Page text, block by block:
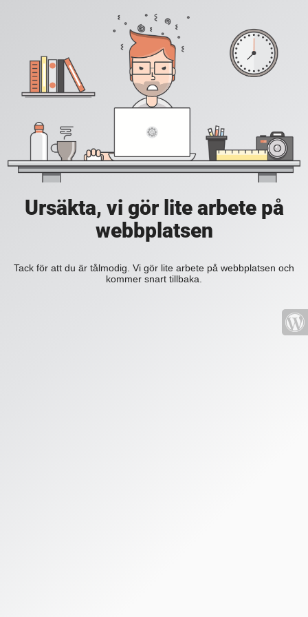
Ursäkta, vi gör lite arbete på
webbplatsen
Tack för att du är tålmodig. Vi gör lite arbete på webbplatsen och
kommer snart tillbaka.